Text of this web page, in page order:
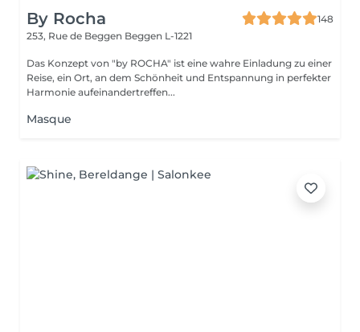
By Rocha
148
253, Rue de Beggen Beggen L-1221
Das Konzept von "by ROCHA" ist eine wahre Einladung zu einer
Reise, ein Ort, an dem Schönheit und Entspannung in perfekter
Harmonie aufeinandertreffen...
Masque